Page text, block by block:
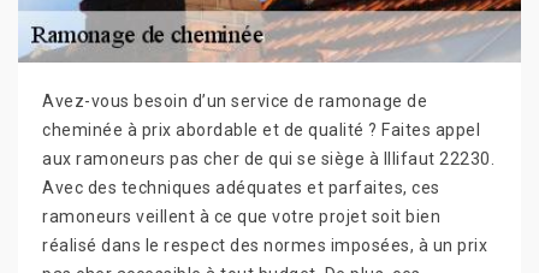
Avez-vous besoin d’un service de ramonage de
cheminée à prix abordable et de qualité ? Faites appel
aux ramoneurs pas cher de qui se siège à Illifaut 22230.
Avec des techniques adéquates et parfaites, ces
ramoneurs veillent à ce que votre projet soit bien
réalisé dans le respect des normes imposées, à un prix